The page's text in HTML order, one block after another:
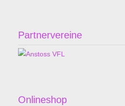
Partnervereine
Onlineshop